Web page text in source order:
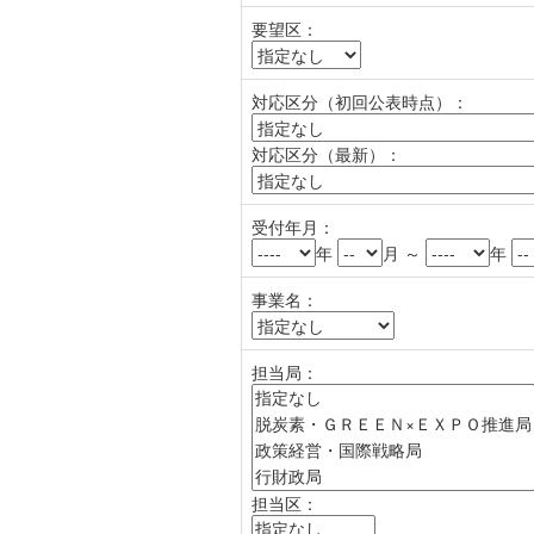
要望区：
対応区分（初回公表時点）：
対応区分（最新）：
受付年月：
年
月 ～
年
事業名：
担当局：
担当区：